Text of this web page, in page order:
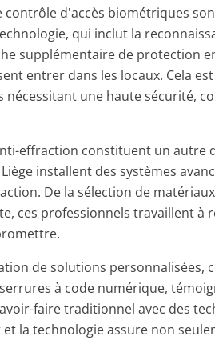
contrôle d'accès biométriques
qui inclut la
supplémentaire de protection
entrer dans les locaux. Cela
nécessitant une haute sécurité,
effraction constituent un autre
installent des systèmes
De la sélection de
ces professionnels travaillent à
de solutions personnalisées,
à code numérique,
faire traditionnel avec des
la technologie assure non